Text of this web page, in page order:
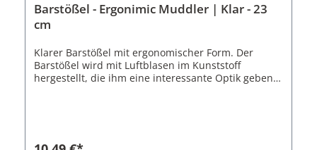
Barstößel - Ergonimic Muddler | Klar - 23
cm
Klarer Barstößel mit ergonomischer Form. Der
Barstößel wird mit Luftblasen im Kunststoff
hergestellt, die ihm eine interessante Optik geben.
Beeren. Das untere Ende des Barstößels besitzt ein